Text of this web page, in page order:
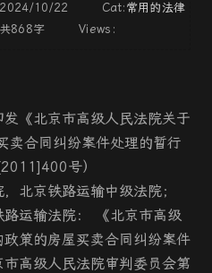
10/22 Cat: 常用的法律
共868字 Views:
发《北京市高级人民法院关于
卖合同纠纷案件处理的暂行
号）
，北京铁路运输中级法院；
路运输法院： 《北京市高级
政策的房屋买卖合同纠纷案件
市高级人民法院审判委员会第